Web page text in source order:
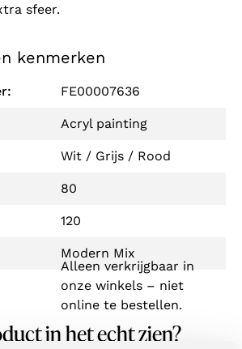
sfeer.
kenmerken
FE00007636
Acryl painting
Wit / Grijs / Rood
80
120
Modern Mix
Alleen verkrijgbaar in
onze winkels – niet
online te bestellen.
in het echt zien?